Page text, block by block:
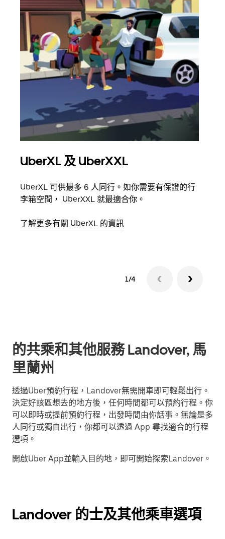
UberXL 及 UberXXL
UberXL 可供最多 6 人同行。如你需要有保證的行
李箱空間， UberXXL 就最適合你。
了解更多有關 UberXL 的資訊
1/4
的共乘和其他服務 Landover, 馬
里蘭州
透過Uber預約行程，Landover無需開車即可輕鬆出行。
決定好該區想去的地方後，任何時間都可以預約行程。你
可以即時或提前預約行程，出發時間由你話事。無論是多
人同行或獨自出行，你都可以透過 App 尋找適合的行程
選項。
開啟Uber App並輸入目的地，即可開始探索Landover。
Landover 的士及其他乘車選項